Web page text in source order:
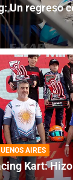
Un regreso
AIRES
Kart: